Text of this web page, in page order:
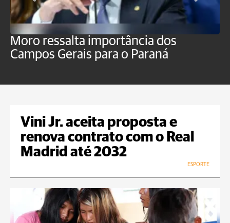
Moro ressalta importância dos
Campos Gerais para o Paraná
Vini Jr. aceita proposta e
renova contrato com o Real
Madrid até 2032
ESPORTE